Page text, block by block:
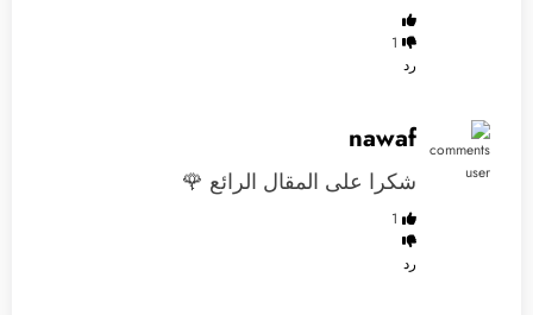
1
رد
nawaf
شكرا على المقال الرائع 🌹
1
رد